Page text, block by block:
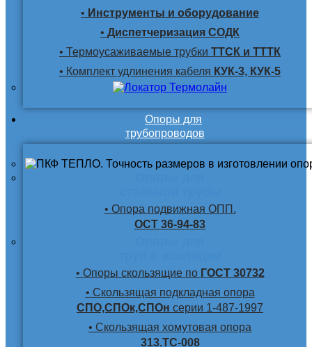
• Инструменты и оборудование
• Диспетчеризация СОДК
• Термоусаживаемые трубки ТТСК и ТТТК
• Комплект удлинения кабеля КУК-3, КУК-5
Опоры для
трубопроводов
• Опора подвижная ОПП.
ОСТ 36-94-83
• Опоры скользящие по ГОСТ 30732
• Скользящая подкладная опора
СПО,СПОк,СПОн серии 1-487-1997
• Скользящая хомутовая опора
313.ТС-008